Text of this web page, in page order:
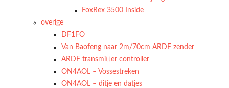
FoxRex 3500 Inside
overige
DF1FO
Van Baofeng naar 2m/70cm ARDF zender
ARDF transmitter controller
ON4AOL – Vossestreken
ON4AOL – ditje en datjes